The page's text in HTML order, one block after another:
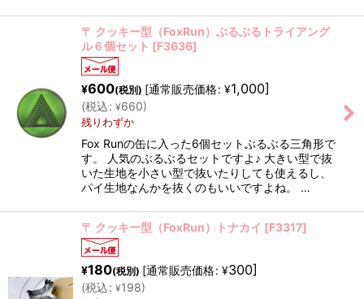
〒 クッキー型（FoxRun）ぶるぶるトライアング
ル６個セット [F3636]
¥600(税別) [通常販売価格: ¥1,000]
(税込: ¥660)
残りわずか
Fox Runの缶に入った6個セットぶるぶる三角形で
す。 人気のぶるぶるセットですよ♪ 大きい型で抜
いた生地を小さい型で抜いたりしても使えるし、
パイ生地なんかを抜くのもいいですよね。 …
〒 クッキー型（FoxRun）トナカイ [F3317]
¥180(税別) [通常販売価格: ¥300]
(税込: ¥198)